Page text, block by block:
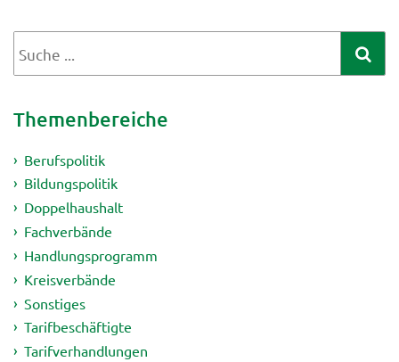
Themenbereiche
Berufspolitik
Bildungspolitik
Doppelhaushalt
Fachverbände
Handlungsprogramm
Kreisverbände
Sonstiges
Tarifbeschäftigte
Tarifverhandlungen